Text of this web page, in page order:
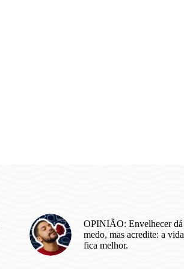
OPINIÃO: Envelhecer dá
medo, mas acredite: a vida
fica melhor.